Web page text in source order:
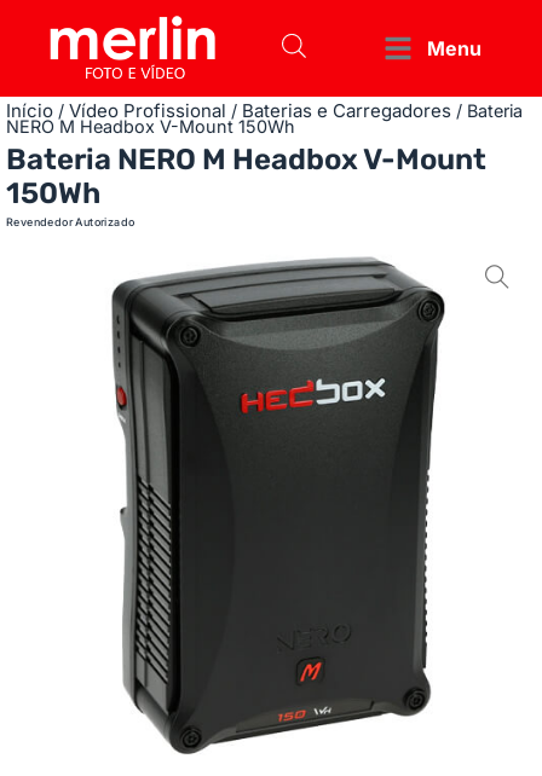
Menu
Início / Vídeo Profissional / Baterias e Carregadores / Bateria
NERO M Headbox V-Mount 150Wh
Bateria NERO M Headbox V-Mount
150Wh
Revendedor Autorizado